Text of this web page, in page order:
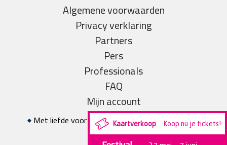
Kaartverkoop Koop nu je tickets!
Algemene voorwaarden
Privacy verklaring
Partners
Pers
Professionals
FAQ
Mijn account
Met liefde voor theater gerealiseerd doorStudio
Projectie